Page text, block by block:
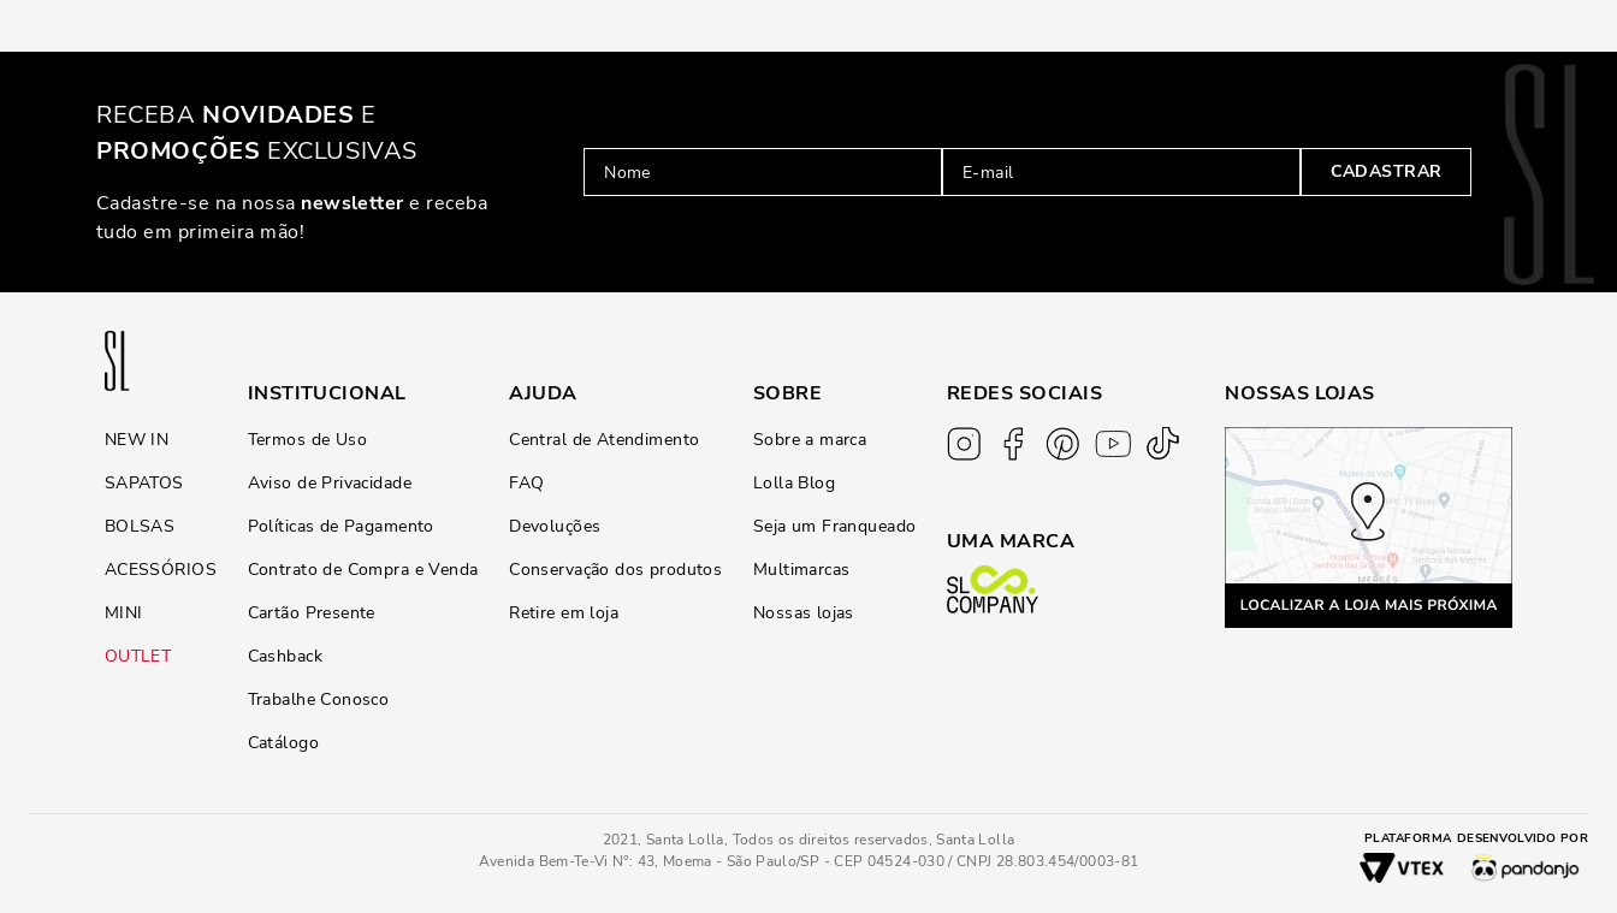
RECEBA NOVIDADES E
PROMOÇÕES EXCLUSIVAS
Cadastre-se na nossa newslettere receba
tudo em primeira mão!
CADASTRAR
NEW IN
SAPATOS
BOLSAS
ACESSÓRIOS
MINI
OUTLET
INSTITUCIONAL
Termos de Uso
Aviso de Privacidade
Políticas de Pagamento
Contrato de Compra e Venda
Cartão Presente
Cashback
Trabalhe Conosco
Catálogo
AJUDA
Central de Atendimento
FAQ
Devoluções
Conservação dos produtos
Retire em loja
SOBRE
Sobre a marca
Lolla Blog
Seja um Franqueado
Multimarcas
Nossas lojas
REDES SOCIAIS
UMA MARCA
NOSSAS LOJAS
2021, Santa Lolla, Todos os direitos reservados, Santa Lolla
Avenida Bem-Te-Vi N°: 43, Moema - São Paulo/SP - CEP 04524-030 / CNPJ 28.803.454/0003-81
PLATAFORMA DESENVOLVIDO POR